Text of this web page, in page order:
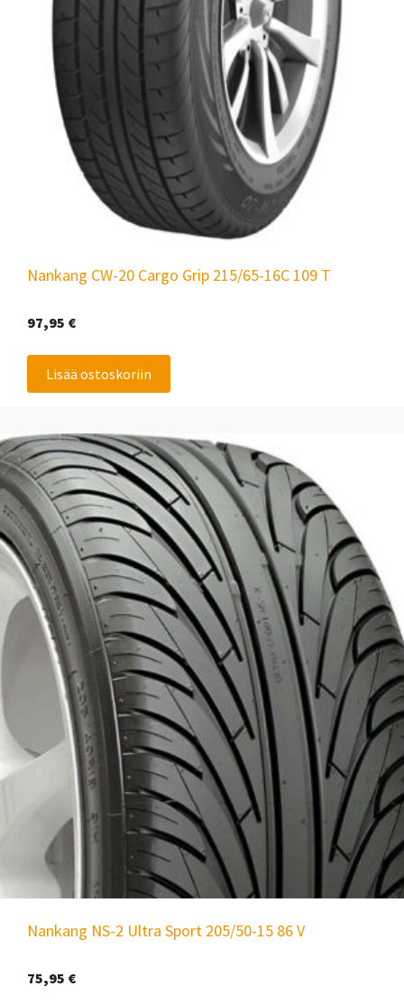
Nankang CW-20 Cargo Grip 215/65-16C 109 T
97,95 €
Lisää ostoskoriin
Nankang NS-2 Ultra Sport 205/50-15 86 V
75,95 €